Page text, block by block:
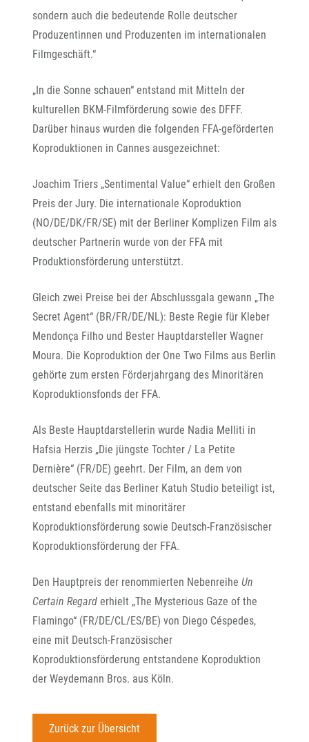
sondern auch die bedeutende Rolle deutscher
Produzentinnen und Produzenten im internationalen
Filmgeschäft.“
„In die Sonne schauen“ entstand mit Mitteln der
kulturellen BKM-Filmförderung sowie des DFFF.
Darüber hinaus wurden die folgenden FFA-geförderten
Koproduktionen in Cannes ausgezeichnet:
Joachim Triers „Sentimental Value“ erhielt den Großen
Preis der Jury. Die internationale Koproduktion
(NO/DE/DK/FR/SE) mit der Berliner Komplizen Film als
deutscher Partnerin wurde von der FFA mit
Produktionsförderung unterstützt.
Gleich zwei Preise bei der Abschlussgala gewann „The
Secret Agent“ (BR/FR/DE/NL): Beste Regie für Kleber
Mendonça Filho und Bester Hauptdarsteller Wagner
Moura. Die Koproduktion der One Two Films aus Berlin
gehörte zum ersten Förderjahrgang des Minoritären
Koproduktionsfonds der FFA.
Als Beste Hauptdarstellerin wurde Nadia Melliti in
Hafsia Herzis „Die jüngste Tochter / La Petite
Dernière“ (FR/DE) geehrt. Der Film, an dem von
deutscher Seite das Berliner Katuh Studio beteiligt ist,
entstand ebenfalls mit minoritärer
Koproduktionsförderung sowie Deutsch-Französischer
Koproduktionsförderung der FFA.
Den Hauptpreis der renommierten Nebenreihe Un
Certain Regard erhielt „The Mysterious Gaze of the
Flamingo“ (FR/DE/CL/ES/BE) von Diego Céspedes,
eine mit Deutsch-Französischer
Koproduktionsförderung entstandene Koproduktion
der Weydemann Bros. aus Köln.
Zurück zur Übersicht